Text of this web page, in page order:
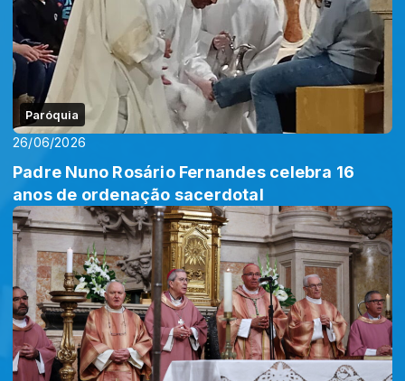
Paróquia
26/06/2026
Padre Nuno Rosário Fernandes celebra 16
anos de ordenação sacerdotal